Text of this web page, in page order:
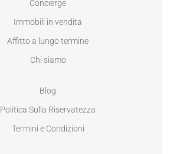
Concierge
Immobili in vendita
Affitto a lungo termine
Chi siamo
Blog
Politica Sulla Riservatezza
Termini e Condizioni